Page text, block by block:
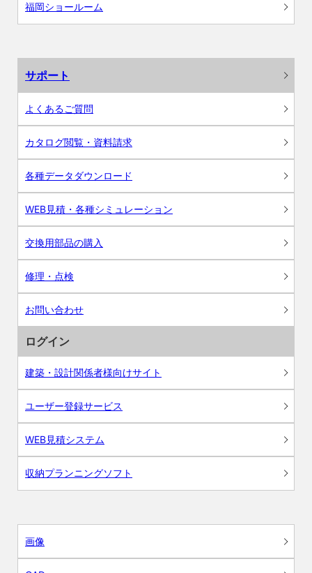
福岡ショールーム
サポート
よくあるご質問
カタログ閲覧・資料請求
各種データダウンロード
WEB見積・各種シミュレーション
交換用部品の購入
修理・点検
お問い合わせ
ログイン
建築・設計関係者様向けサイト
ユーザー登録サービス
WEB見積システム
収納プランニングソフト
画像